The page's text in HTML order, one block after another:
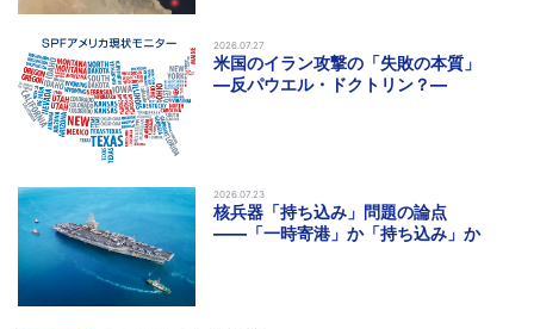
2026.07.27
米国のイラン攻撃の「失敗の本質」
―反パウエル・ドクトリン？―
2026.07.23
核兵器「持ち込み」問題の論点
――「一時寄港」か「持ち込み」か